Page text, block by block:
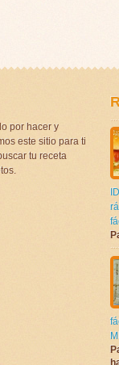
por hacer y
este sitio para ti
tu receta